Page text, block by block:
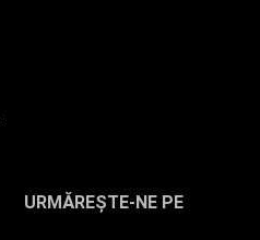
URMĂREȘTE-NE PE